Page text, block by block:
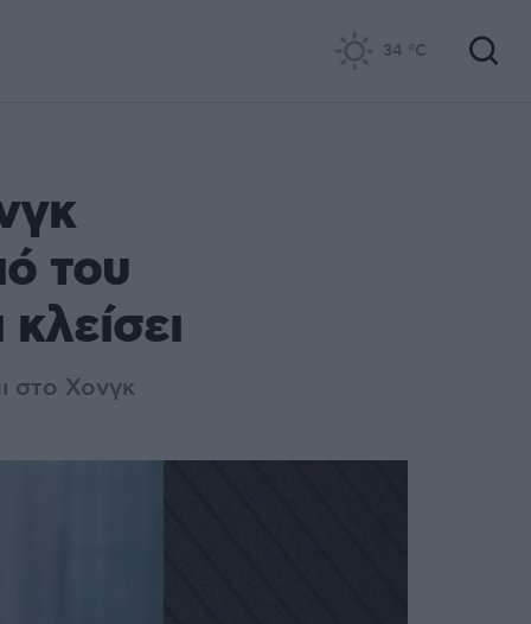
34 °C
του
στο Χονγκ